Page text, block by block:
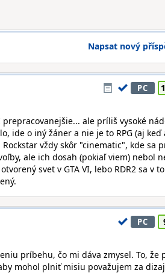
Napsat nový
PC
prepracovanejšie... ale príliš vysoké
ide o iný žáner a nie je to RPG (aj keď
vždy skôr "cinematic", kde sa
ale ich dosah (pokiaľ viem) nebol
svet v GTA VI, lebo RDR2 sa v
PC
príbehu, čo mi dáva zmysel. To, že
mohol plniť misiu považujem za